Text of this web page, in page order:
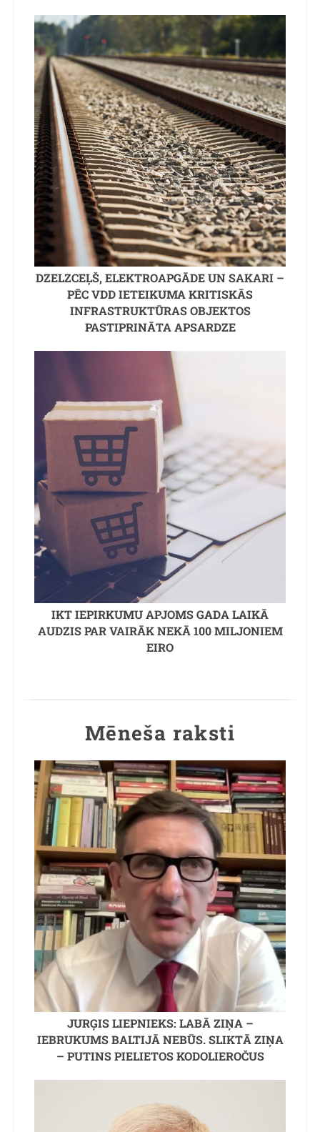
DZELZCEĻŠ, ELEKTROAPGĀDE UN SAKARI –
PĒC VDD IETEIKUMA KRITISKĀS
INFRASTRUKTŪRAS OBJEKTOS
PASTIPRINĀTA APSARDZE
IKT IEPIRKUMU APJOMS GADA LAIKĀ
AUDZIS PAR VAIRĀK NEKĀ 100 MILJONIEM
EIRO
Mēneša raksti
JURĢIS LIEPNIEKS: LABĀ ZIŅA –
IEBRUKUMS BALTIJĀ NEBŪS. SLIKTĀ ZIŅA
– PUTINS PIELIETOS KODOLIEROČUS